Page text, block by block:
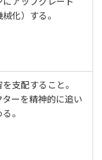
械化）する。
を支配すること。
ターを精神的に追い
。